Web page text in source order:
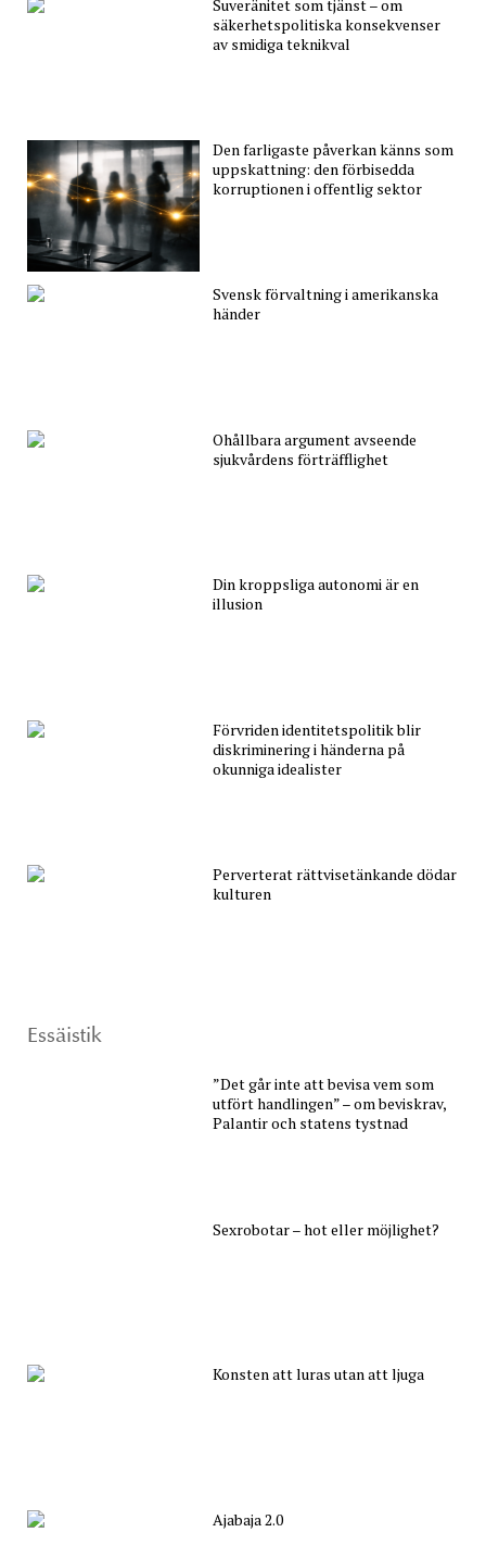
Suveränitet som tjänst – om
säkerhetspolitiska konsekvenser
av smidiga teknikval
Den farligaste påverkan känns som
uppskattning: den förbisedda
korruptionen i offentlig sektor
Svensk förvaltning i amerikanska
händer
Ohållbara argument avseende
sjukvårdens förträfflighet
Din kroppsliga autonomi är en
illusion
Förvriden identitetspolitik blir
diskriminering i händerna på
okunniga idealister
Perverterat rättvisetänkande dödar
kulturen
Essäistik
”Det går inte att bevisa vem som
utfört handlingen” – om beviskrav,
Palantir och statens tystnad
Sexrobotar – hot eller möjlighet?
Konsten att luras utan att ljuga
Ajabaja 2.0